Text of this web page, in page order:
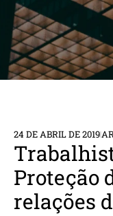
24 DE ABRIL DE 2019
Proteção
relações